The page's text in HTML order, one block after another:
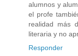
alumnos y
el profe
realidad más
literaria y no
Responder